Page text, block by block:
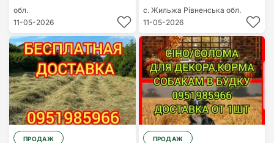
обл.
11-05-2026
с. Жильжа Рівненська обл.
11-05-2026
ПРОДАЖ ПРОДАЖ